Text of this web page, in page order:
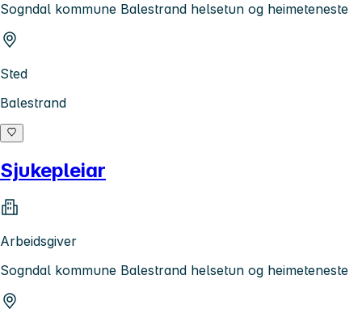
Sogndal kommune Balestrand helsetun og heimeteneste
Sted
Balestrand
Sjukepleiar
Arbeidsgiver
Sogndal kommune Balestrand helsetun og heimeteneste